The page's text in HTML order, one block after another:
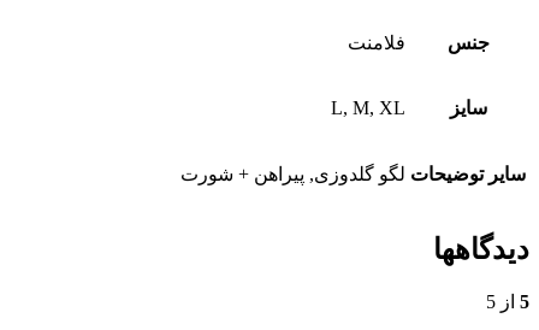
جنس فلامنت
سایز L, M, XL
سایر توضیحات لگو گلدوزی, پیراهن + شورت
دیدگاهها
5 از 5